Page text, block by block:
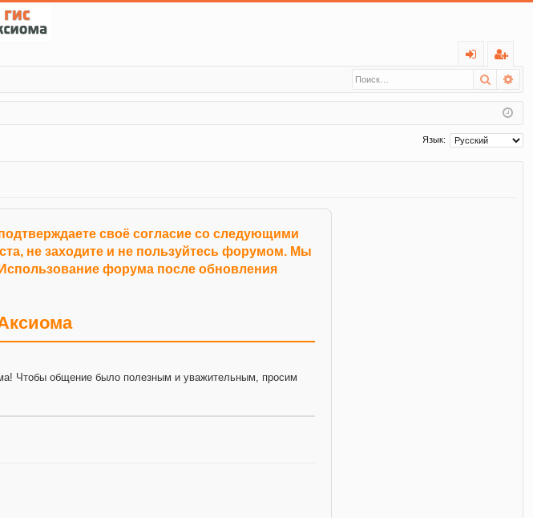
д
ег
ис
тр
Поиск
Язык:
своё согласие со следующими
не заходите и не пользуйтесь форумом. Мы
форума после обновления
Чтобы общение было полезным и уважительным, просим